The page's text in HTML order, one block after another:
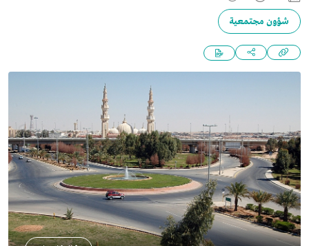
شؤون مجتمعية